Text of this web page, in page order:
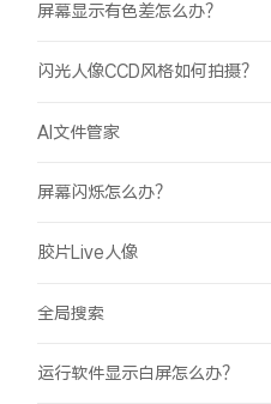
屏幕显示有色差怎么办？
闪光人像CCD风格如何拍摄？
AI文件管家
屏幕闪烁怎么办？
胶片Live人像
全局搜索
运行软件显示白屏怎么办？